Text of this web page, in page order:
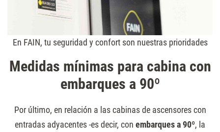
En FAIN, tu seguridad y confort son nuestras prioridades
Medidas mínimas para cabina con
embarques a 90º
Por último, en relación a las cabinas de ascensores con
entradas adyacentes -es decir, con embarques a 90º, la